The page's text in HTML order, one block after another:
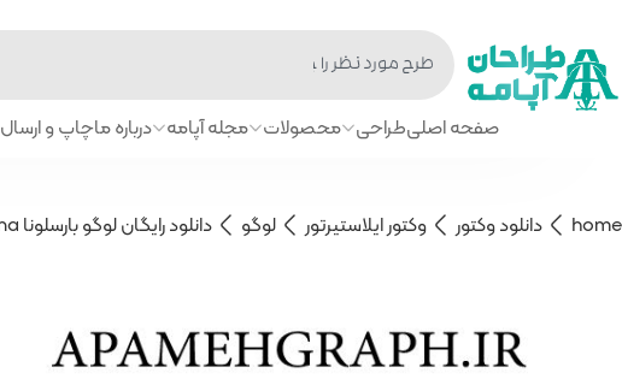
صفحه اصلیطراحی محصولات مجله آپامه درباره ماچاپ و ارسال
home دانلود وکتور وکتور ایلاستیرتور لوگو دانلود رایگان لوگو بارسلونا Barcelona